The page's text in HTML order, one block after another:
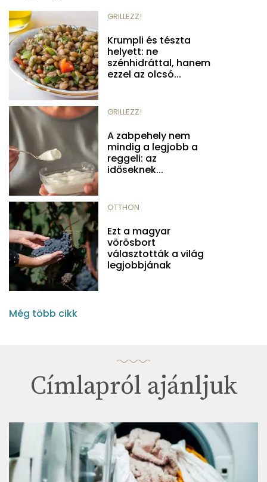
GRILLEZZ!
Krumpli és tészta
helyett: ne
szénhidráttal, hanem
ezzel az olcsó...
GRILLEZZ!
A zabpehely nem
mindig a legjobb a
reggeli: az
időseknek...
OTTHON
Ezt a magyar
vörösbort
választották a világ
legjobbjának
Még több cikk
Címlapról ajánljuk